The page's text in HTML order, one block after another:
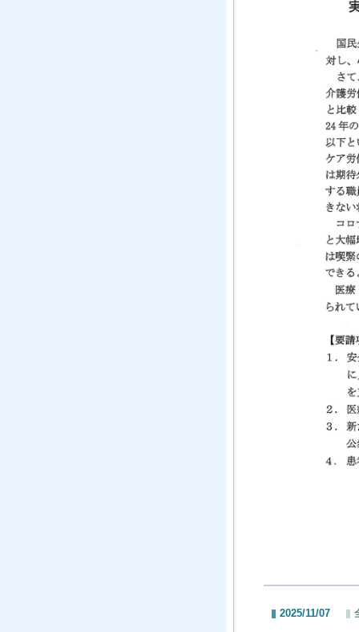
2025/11/07